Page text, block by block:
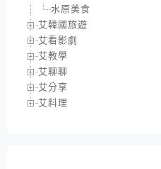
水原美食
艾韓國旅遊
艾看影劇
艾教學
艾聊聊
艾分享
艾料理